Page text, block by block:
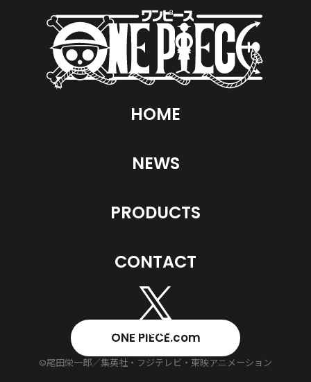
HOME
NEWS
PRODUCTS
CONTACT
ONE PIECE.com
©尾田栄一郎／集英社・フジテレビ・東映アニメーション